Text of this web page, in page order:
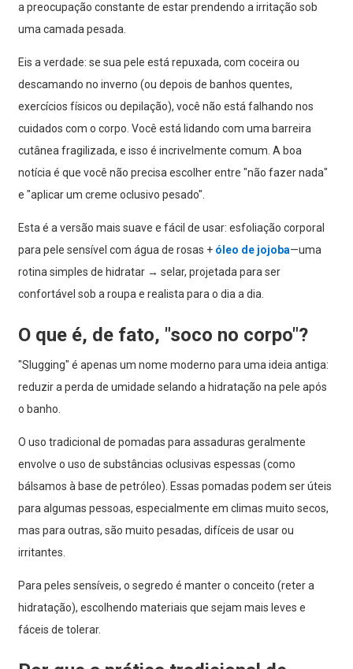
a preocupação constante de estar prendendo a irritação sob
uma camada pesada.
Eis a verdade: se sua pele está repuxada, com coceira ou
descamando no inverno (ou depois de banhos quentes,
exercícios físicos ou depilação), você não está falhando nos
cuidados com o corpo. Você está lidando com uma barreira
cutânea fragilizada, e isso é incrivelmente comum. A boa
notícia é que você não precisa escolher entre "não fazer nada"
e "aplicar um creme oclusivo pesado".
Esta é a versão mais suave e fácil de usar: esfoliação corporal
para pele sensível com água de rosas + óleo de jojoba—uma
rotina simples de hidratar → selar, projetada para ser
confortável sob a roupa e realista para o dia a dia.
O que é, de fato, "soco no corpo"?
"Slugging" é apenas um nome moderno para uma ideia antiga:
reduzir a perda de umidade selando a hidratação na pele após
o banho.
O uso tradicional de pomadas para assaduras geralmente
envolve o uso de substâncias oclusivas espessas (como
bálsamos à base de petróleo). Essas pomadas podem ser úteis
para algumas pessoas, especialmente em climas muito secos,
mas para outras, são muito pesadas, difíceis de usar ou
irritantes.
Para peles sensíveis, o segredo é manter o conceito (reter a
hidratação), escolhendo materiais que sejam mais leves e
fáceis de tolerar.